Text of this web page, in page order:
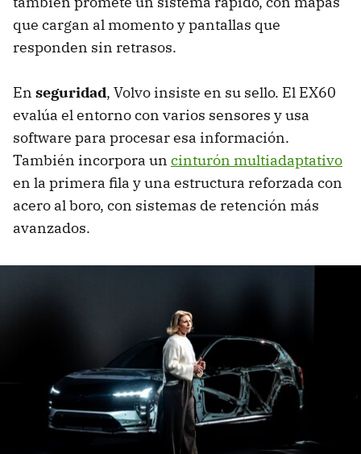
que cargan al momento y pantallas que
responden sin retrasos.
En seguridad, Volvo insiste en su sello. El EX60
evalúa el entorno con varios sensores y usa
software para procesar esa información.
También incorpora un cinturón multiadaptativo
en la primera fila y una estructura reforzada con
acero al boro, con sistemas de retención más
avanzados.